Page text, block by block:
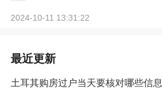
2024-10-11 13:31:22
最近更新
土耳其购房过户当天要核对哪些信息